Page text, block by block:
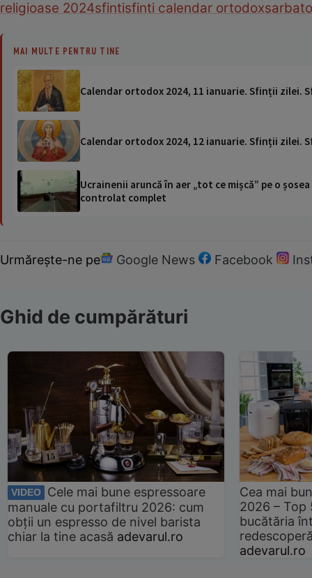
religioase 2024sfintisfinti calendar ortodox
MAI MULTE PENTRU TINE
Calendar ortodox 2024, 11 ianuarie. Sfinții zilei.
Calendar ortodox 2024, 12 ianuarie. Sfinții zilei.
Ucrainenii aruncă în aer „tot ce mișcă” pe o
controlat complet
Urmărește-ne pe Google News Facebook
Ghid de cumpărături
VIDEO
Cele mai bune espressoare
manuale cu portafiltru 2026: cum
obții un espresso de nivel barista
chiar la tine acasă adevarul.ro
Cea mai
2026 –
bucătăria
adevarul.ro